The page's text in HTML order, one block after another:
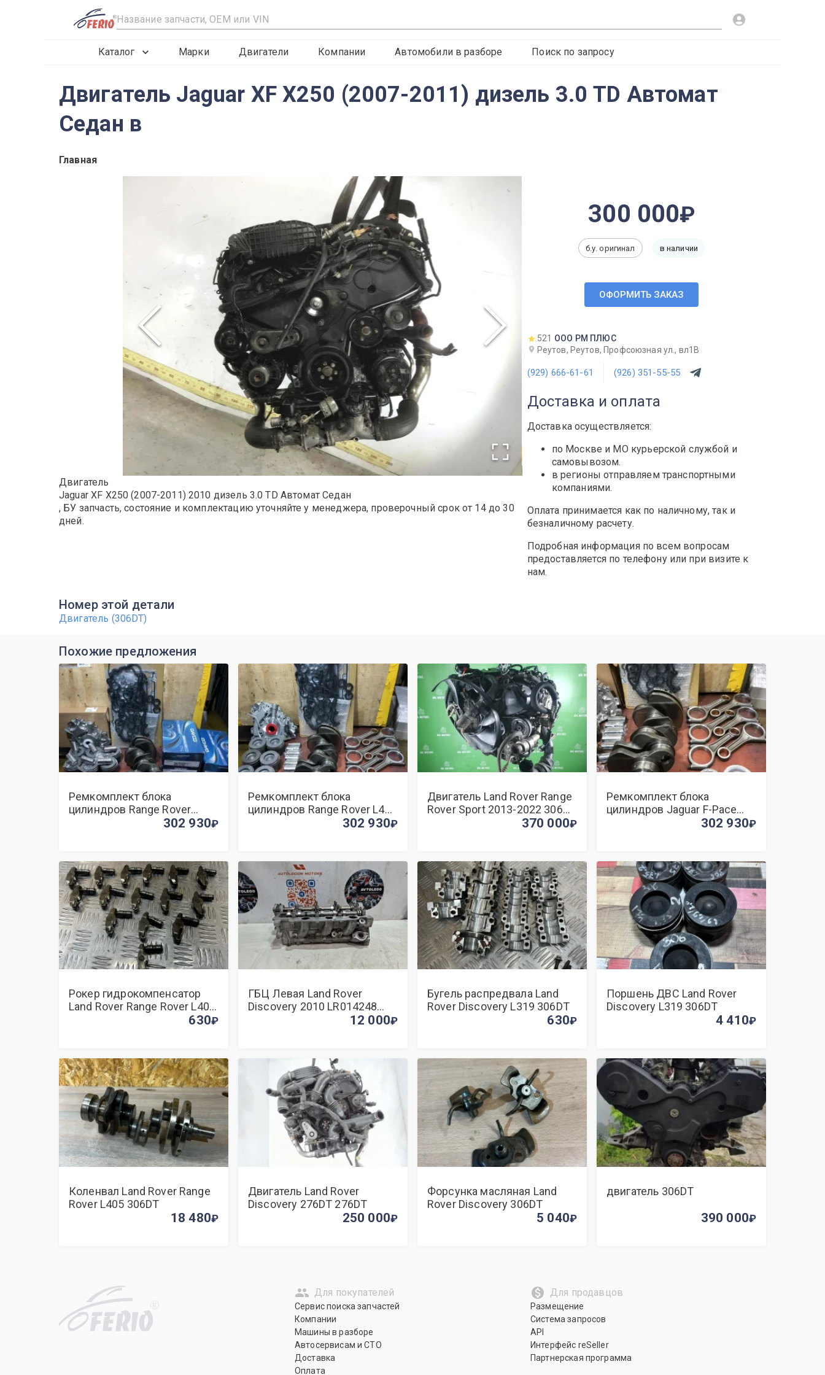
R
Каталог Марки Двигатели Компании Автомобили в разборе Поиск по запросу
Двигатель Jaguar XF X250 (2007-2011) дизель 3.0 TD Автомат
Седан в
Главная
Двигатель
Jaguar XF X250 (2007-2011) 2010 дизель 3.0 TD Автомат Седан
, БУ запчасть, состояние и комплектацию уточняйте у менеджера, проверочный срок от 14 до 30
дней.
300 000
б.у. оригинал в наличии
ОФОРМИТЬ ЗАКАЗ
521 ООО РМ ПЛЮС
Реутов, Реутов, Профсоюзная ул., вл1В
(929) 666-61-61 (926) 351-55-55
Доставка и оплата
Доставка осуществляется:
по Москве и МО курьерской службой и
самовывозом.
в регионы отправляем транспортными
компаниями.
Оплата принимается как по наличному, так и
безналичному расчету.
Подробная информация по всем вопросам
предоставляется по телефону или при визите к
нам.
Номер этой детали
Двигатель (306DT)
Похожие предложения
Ремкомплект блока
цилиндров Range Rover
302 930
Ремкомплект блока
цилиндров Range Rover L405
302 930
Двигатель Land Rover Range
Rover Sport 2013-2022 306DT
370 000
Ремкомплект блока
цилиндров Jaguar F-Pace
302 930
Рокер гидрокомпенсатор
Land Rover Range Rover L405
630
ГБЦ Левая Land Rover
Discovery 2010 LR014248
12 000
Бугель распредвала Land
Rover Discovery L319 306DT
630
Поршень ДВС Land Rover
Discovery L319 306DT
4 410
Коленвал Land Rover Range
Rover L405 306DT
18 480
Двигатель Land Rover
Discovery 276DT 276DT
250 000
Форсунка масляная Land
Rover Discovery 306DT
5 040
двигатель 306DT
390 000
R
Для покупателей
Сервис поиска запчастей
Компании
Машины в разборе
Автосервисам и СТО
Доставка
Оплата
Для продавцов
Размещение
Система запросов
API
Интерфейс reSeller
Партнерская программа